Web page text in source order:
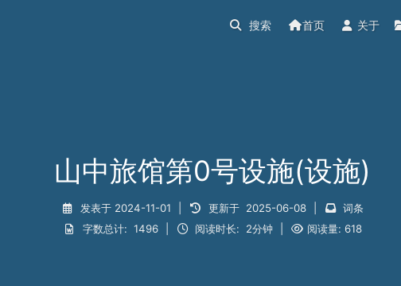
山中旅馆第0号设施(设施)
发表于 2024-11-01 更新于 2025-06-08
词条
字数总计: 1496 阅读时长: 2分钟 阅读量: 618
首页 关于